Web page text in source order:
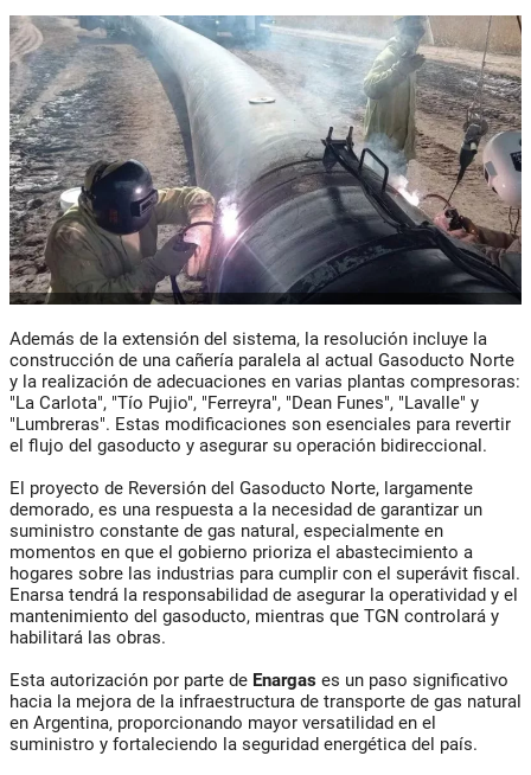
Además de la extensión del sistema, la resolución incluye la
construcción de una cañería paralela al actual Gasoducto Norte
y la realización de adecuaciones en varias plantas compresoras:
"La Carlota", "Tío Pujio", "Ferreyra", "Dean Funes", "Lavalle" y
"Lumbreras". Estas modificaciones son esenciales para revertir
el flujo del gasoducto y asegurar su operación bidireccional.
El proyecto de Reversión del Gasoducto Norte, largamente
demorado, es una respuesta a la necesidad de garantizar un
suministro constante de gas natural, especialmente en
momentos en que el gobierno prioriza el abastecimiento a
hogares sobre las industrias para cumplir con el superávit fiscal.
Enarsa tendrá la responsabilidad de asegurar la operatividad y el
mantenimiento del gasoducto, mientras que TGN controlará y
habilitará las obras.
Esta autorización por parte de Enargas es un paso significativo
hacia la mejora de la infraestructura de transporte de gas natural
en Argentina, proporcionando mayor versatilidad en el
suministro y fortaleciendo la seguridad energética del país.